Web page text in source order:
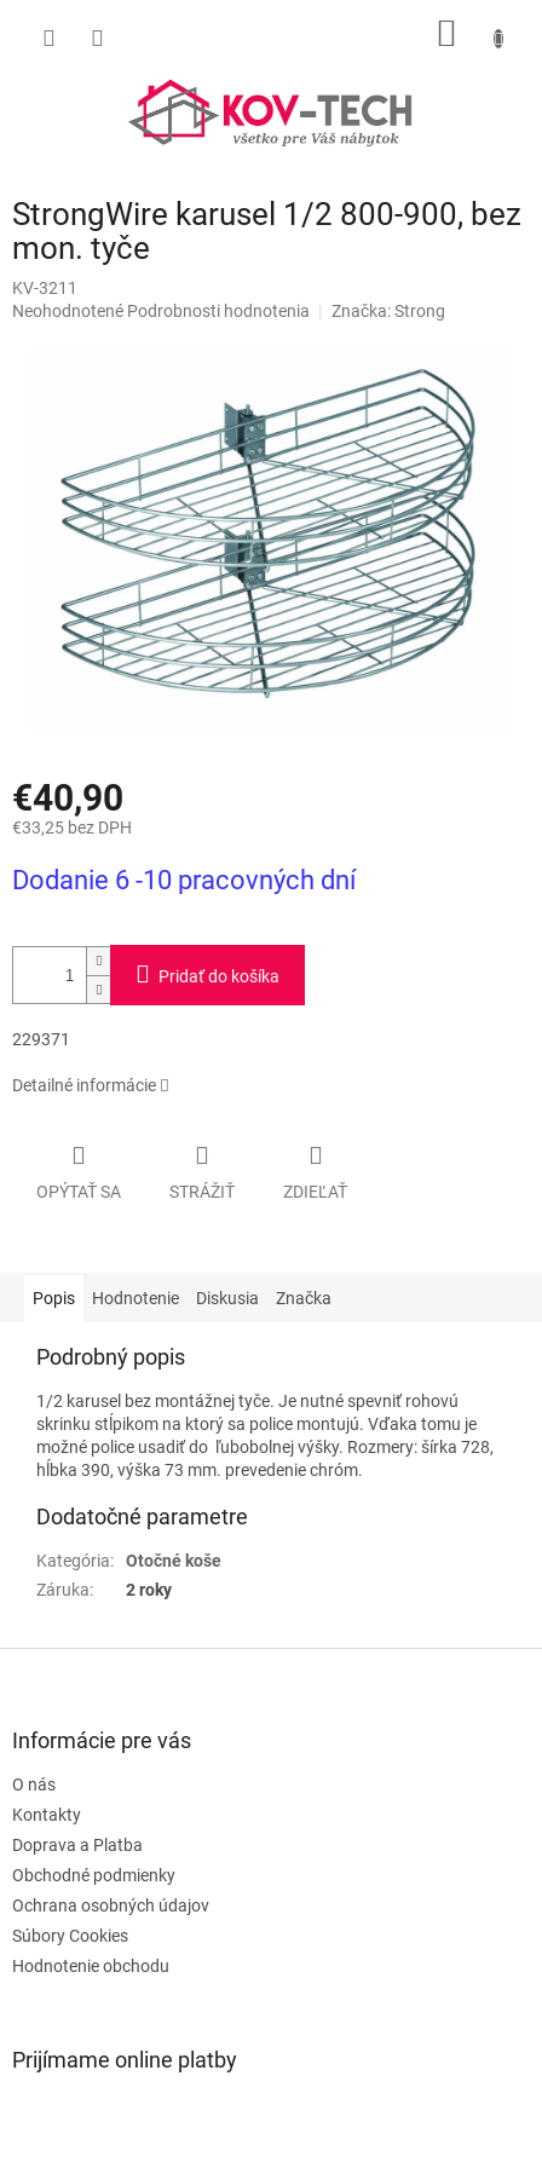
StrongWire karusel 1/2 800-900, bez
mon. tyče
KV-3211
Priemerné
hviezdičiek.
Neohodnotené Podrobnosti hodnotenia Značka:Strong
€40,90
€33,25 bez DPH
cena:
Dodanie 6 -10 pracovných dní
Pridať do košíka
229371
Detailné informácie
OPÝTAŤ SA STRÁŽIŤ ZDIEĽAŤ
Popis Hodnotenie Diskusia Značka
Podrobný popis
1/2 karusel bez montážnej tyče. Je nutné spevniť rohovú
skrinku stĺpikom na ktorý sa police montujú. Vďaka tomu je
možné police usadiť do ľubobolnej výšky. Rozmery: šírka 728,
hĺbka 390, výška 73 mm. prevedenie chróm.
Dodatočné parametre
Kategória:
Otočné koše
Záruka: 2 roky
Informácie pre vás
O nás
Kontakty
Doprava a Platba
Obchodné podmienky
Ochrana osobných údajov
Súbory Cookies
Hodnotenie obchodu
Prijímame online platby